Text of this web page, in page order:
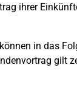
ihrer
in das
gilt